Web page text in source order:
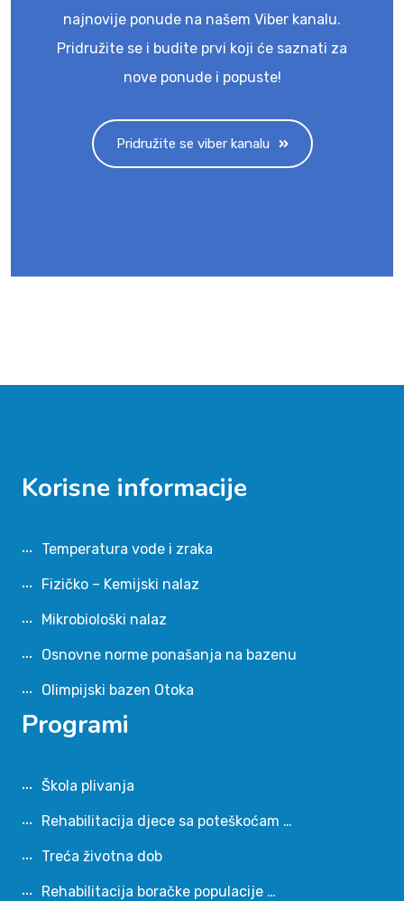
najnovije ponude na našem Viber kanalu.
Pridružite se i budite prvi koji će saznati za
nove ponude i popuste!
Pridružite se viber kanalu
Korisne informacije
Temperatura vode i zraka
Fizičko – Kemijski nalaz
Mikrobiološki nalaz
Osnovne norme ponašanja na bazenu
Olimpijski bazen Otoka
Programi
Škola plivanja
Rehabilitacija djece sa poteškoćam …
Treća životna dob
Rehabilitacija boračke populacije …